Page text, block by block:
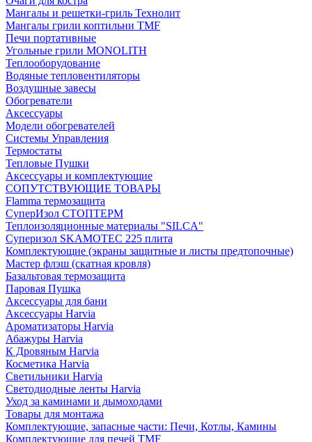
Мангалы и решетки-гриль Технолит
Мангалы грили коптильни TMF
Печи портативные
Угольные грили MONOLITH
Теплооборудование
Водяные тепловентиляторы
Воздушные завесы
Обогреватели
Аксессуары
Модели обогревателей
Системы Управления
Термостаты
Тепловые Пушки
Аксессуары и комплектующие
СОПУТСТВУЮЩИЕ ТОВАРЫ
Flamma термозащита
СуперИзол СТОПТЕРМ
Теплоизоляционные материалы "SILCA"
Суперизол SKAMOTEC 225 плита
Комплектующие (экраны защитные и листы предтопочные)
Мастер флэш (скатная кровля)
Базальтовая термозащита
Паровая Пушка
Аксессуары для бани
Аксессуары Harvia
Ароматизаторы Harvia
Абажуры Harvia
К Дровяным Harvia
Косметика Harvia
Светильники Harvia
Светодиодные ленты Harvia
Уход за каминами и дымоходами
Товары для монтажа
Комплектующие, запасные части: Печи, Котлы, Камины
Комплектующие для печей TMF